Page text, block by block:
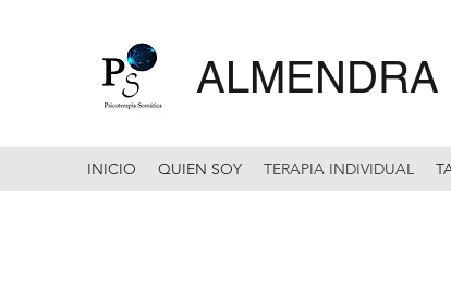
INICIO QUIEN SOY TERAPIA INDIVIDUAL